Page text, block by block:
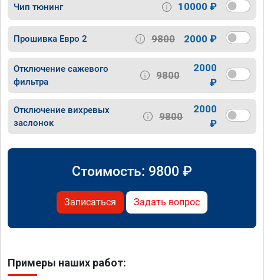
Чип тюнинг 10000 ₽
Прошивка Евро 2 9800 2000 ₽
Отключение сажевого
фильтра
9800
2000
₽
Отключение вихревых
заслонок
9800
2000
₽
Стоимость: 9800 ₽
Записаться Задать вопрос
Примеры наших работ: